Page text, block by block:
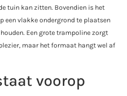
tuin kan zitten. Bovendien is het
een vlakke ondergrond te plaatsen
Een grote trampoline zorgt
maar het formaat hangt wel af
voorop